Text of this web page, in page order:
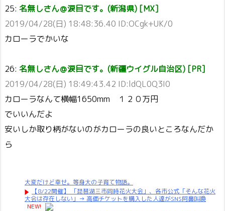
25: 名無しさん＠涙目です。(新潟県) [MX]
2019/04/28(日) 18:48:36.40 ID:OCgk+UK/0
カローラでかいな
26: 名無しさん＠涙目です。(新疆ウイグル自治区) [PR]
2019/04/28(日) 18:49:43.42 ID:ldQL0Q3I0
カローラなんて横幅1650mm １２０万円
でいいんだよ
安いしか取り柄がないのがカローラの良いところなんだか
ら
大変だけど幸せ。等身大の子育て物語。
【8/22開催】 「琵琶湖三市同時花火大会」、各市公式「そんな花火
大会は存在しない」→ 高価チケットを購入した人達がSNS阿鼻叫喚
NEW!